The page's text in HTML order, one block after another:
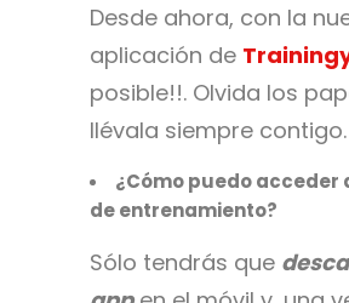
Desde ahora, con la
aplicación de
posible!!. Olvida los
llévala siempre contigo.
¿Cómo puedo acceder
de entrenamiento?
Sólo tendrás que